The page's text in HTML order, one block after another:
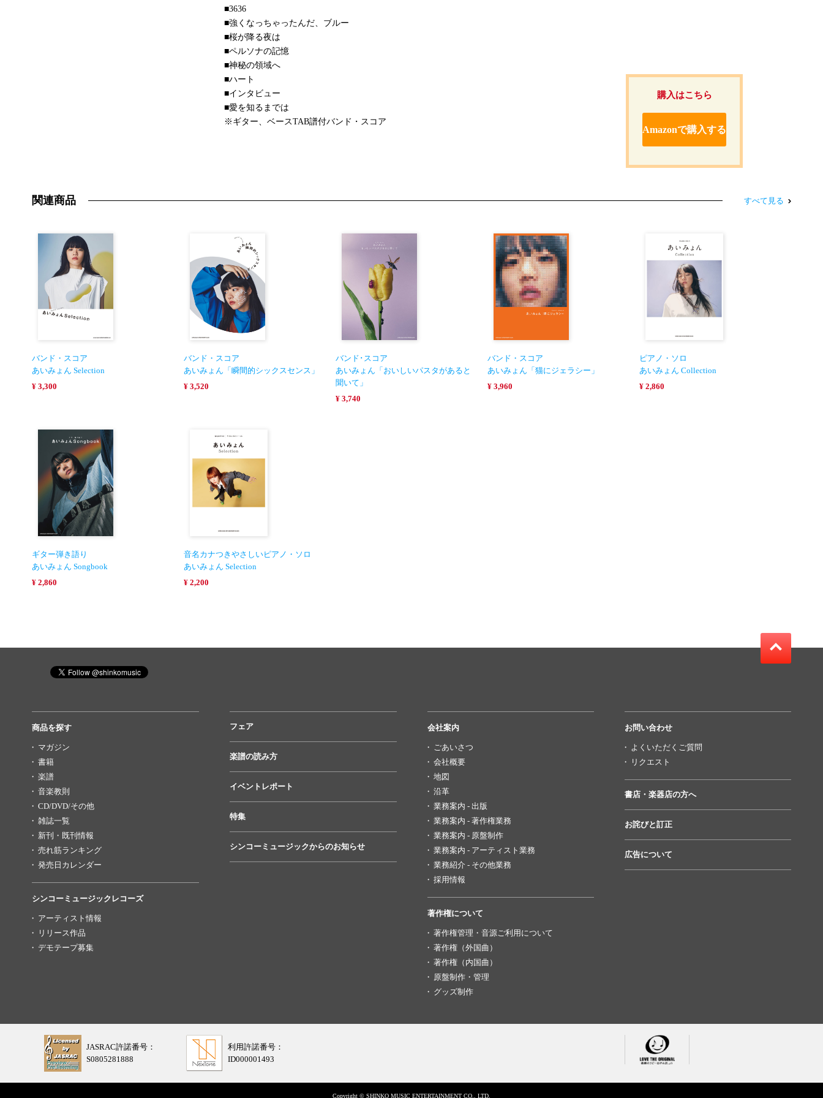
■3636
■強くなっちゃったんだ、ブルー
■桜が降る夜は
■ペルソナの記憶
■神秘の領域へ
■ハート
■インタビュー
■愛を知るまでは
※ギター、ベースTAB譜付バンド・スコア
購入はこちら
Amazonで購入する
関連商品 すべて見る
バンド・スコア
あいみょん Selection
¥ 3,300
バンド・スコア
あいみょん「瞬間的シックスセンス」
¥ 3,520
バンド･スコア
あいみょん「おいしいパスタがあると
聞いて」
¥ 3,740
バンド・スコア
あいみょん「猫にジェラシー」
¥ 3,960
ピアノ・ソロ
あいみょん Collection
¥ 2,860
ギター弾き語り
あいみょん Songbook
¥ 2,860
音名カナつきやさしいピアノ・ソロ
あいみょん Selection
¥ 2,200
商品を探す
マガジン
書籍
楽譜
音楽教則
CD/DVD/その他
雑誌一覧
新刊・既刊情報
売れ筋ランキング
発売日カレンダー
シンコーミュージックレコーズ
アーティスト情報
リリース作品
デモテープ募集
フェア
楽譜の読み方
イベントレポート
特集
シンコーミュージックからのお知らせ
会社案内
ごあいさつ
会社概要
地図
沿革
業務案内 - 出版
業務案内 - 著作権業務
業務案内 - 原盤制作
業務案内 - アーティスト業務
業務紹介 - その他業務
採用情報
著作権について
著作権管理・音源ご利用について
著作権（外国曲）
著作権（内国曲）
原盤制作・管理
グッズ制作
お問い合わせ
よくいただくご質問
リクエスト
書店・楽器店の方へ
お詫びと訂正
広告について
JASRAC許諾番号：
S0805281888
利用許諾番号：
ID000001493
Copyright © SHINKO MUSIC ENTERTAINMENT CO., LTD.